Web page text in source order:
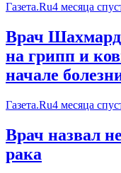
Газета.Ru4 месяца
Врач
на грипп и
начале
Газета.Ru4 месяца
Врач назвал
рака